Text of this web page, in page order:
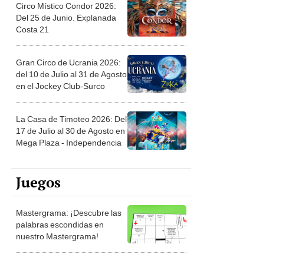
Circo Místico Condor 2026:
Del 25 de Junio. Explanada
Costa 21
Gran Circo de Ucrania 2026:
del 10 de Julio al 31 de Agosto
en el Jockey Club-Surco
La Casa de Timoteo 2026: Del
17 de Julio al 30 de Agosto en
Mega Plaza - Independencia
Juegos
Mastergrama: ¡Descubre las
palabras escondidas en
nuestro Mastergrama!